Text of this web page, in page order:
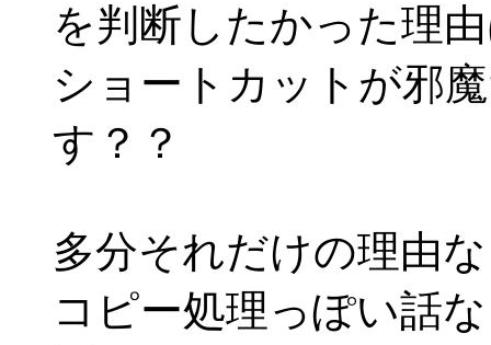
を判断したかった理
ショートカットが邪
す？？
多分それだけの理由
コピー処理っぽい話